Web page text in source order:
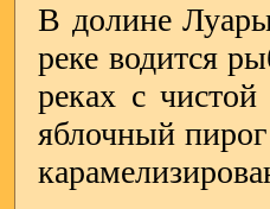
В долине
реке водится
реках с
яблочный